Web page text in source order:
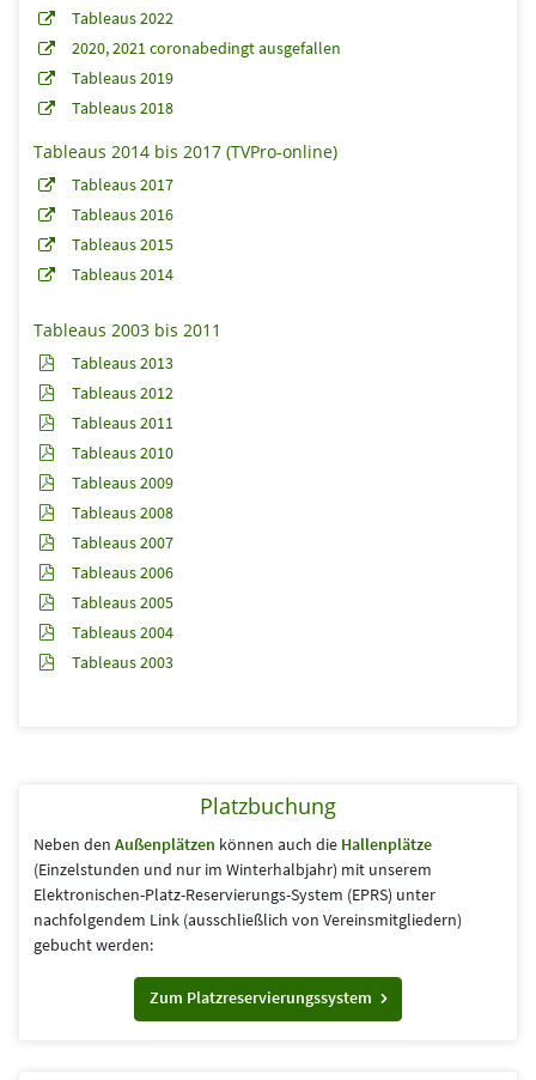
Tableaus 2022
2020, 2021 coronabedingt ausgefallen
Tableaus 2019
Tableaus 2018
Tableaus 2014 bis 2017 (TVPro-online)
Tableaus 2017
Tableaus 2016
Tableaus 2015
Tableaus 2014
Tableaus 2003 bis 2011
Tableaus 2013
Tableaus 2012
Tableaus 2011
Tableaus 2010
Tableaus 2009
Tableaus 2008
Tableaus 2007
Tableaus 2006
Tableaus 2005
Tableaus 2004
Tableaus 2003
Platzbuchung
Neben den Außenplätzen können auch die Hallenplätze
(Einzelstunden und nur im Winterhalbjahr) mit unserem
Elektronischen-Platz-Reservierungs-System (EPRS) unter
nachfolgendem Link (aus­schließlich von Vereins­mitgliedern)
gebucht werden:
Zum Platzreservierungssystem